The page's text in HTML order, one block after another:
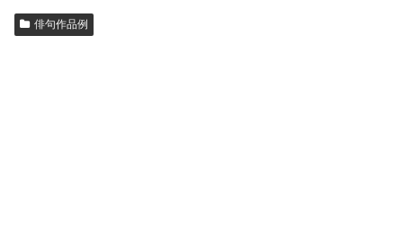
俳句作品例